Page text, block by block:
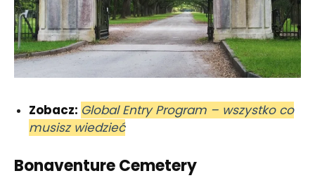
Zobacz: Global Entry Program – wszystko co
musisz wiedzieć
Bonaventure Cemetery